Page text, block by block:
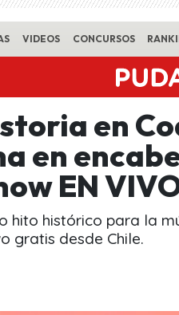
VIDEOS CONCURSOS
en
en
EN
hito histórico para la
gratis desde Chile.